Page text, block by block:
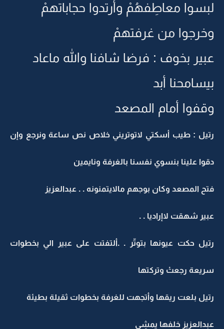
لبسوا معاطِفهُمْ وأرتدوا حجاباتهمْ
وخرجوا من غرفتهمْ
عبير بخوف : فرضا شافنا والله ماعاد
بيسامحنا أبد
وقفوا أمام المصعد
رتيل : طيب أسكتي لاتوتريني خلاص نص ساعة ونرجع وإن
دقوا علينا بنسوي نفسنا بالغرفة ونايمين
فتح المصعد وكان بوجهم مالايتمنونه . . عبدالعزيز
عبير شهقت لاإراديا . .
رتيل حكت عيونها بتوتّر . .ألتفتت على عبير الي بخطوات
سريعة رجعتْ وتركتها
رتيل بلعت ريقها وأتجهت للغرفة بخطوات ثقيلة بطيئة
عبدالعزيز خلفها يمشِي